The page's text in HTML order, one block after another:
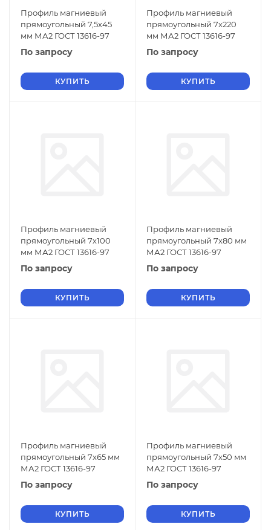
Профиль магниевый
прямоугольный 7,5х45
мм МА2 ГОСТ 13616-97
По запросу
КУПИТЬ
Профиль магниевый
прямоугольный 7х220
мм МА2 ГОСТ 13616-97
По запросу
КУПИТЬ
Профиль магниевый
прямоугольный 7х100
мм МА2 ГОСТ 13616-97
По запросу
КУПИТЬ
Профиль магниевый
прямоугольный 7х80 мм
МА2 ГОСТ 13616-97
По запросу
КУПИТЬ
Профиль магниевый
прямоугольный 7х65 мм
МА2 ГОСТ 13616-97
По запросу
КУПИТЬ
Профиль магниевый
прямоугольный 7х50 мм
МА2 ГОСТ 13616-97
По запросу
КУПИТЬ